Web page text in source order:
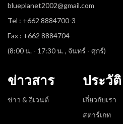
blueplanet2002@gmail.com
Tel : +662 8884700-3
Fax : +662 8884704
(8:00 น. - 17:30 น. , จันทร์ - ศุกร์)
ข่าวสาร
ข่าว & อีเวนต์
ประวัติ
เกี่ยวกับเรา
สตาร์เกท